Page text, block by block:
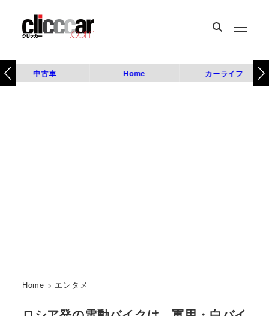
中古車 Home カーライフ
Home > エンタメ